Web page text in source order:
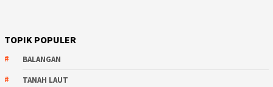
TOPIK POPULER
BALANGAN
TANAH LAUT